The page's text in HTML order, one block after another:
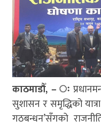
काठमाडौँ, – ः
सुशासन र समृद्धिको
गठबन्धन’सँगको